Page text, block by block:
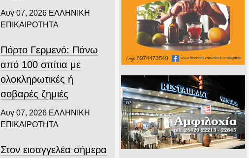
Αυγ 07, 2026 ΕΛΛΗΝΙΚΗ
ΕΠΙΚΑΙΡΟΤΗΤΑ
Πόρτο Γερμενό: Πάνω
από 100 σπίτια με
ολοκληρωτικές ή
σοβαρές ζημιές
Αυγ 07, 2026 ΕΛΛΗΝΙΚΗ
ΕΠΙΚΑΙΡΟΤΗΤΑ
Στον εισαγγελέα σήμερα